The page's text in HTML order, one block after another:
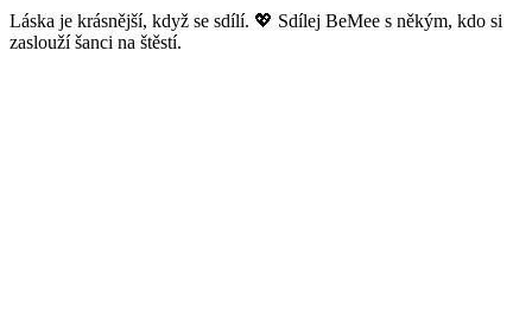
Láska je krásnější, když se sdílí. 💖 Sdílej BeMee s někým, kdo si
zaslouží šanci na štěstí.